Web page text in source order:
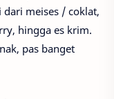
meises / coklat,
hingga es krim.
pas banget